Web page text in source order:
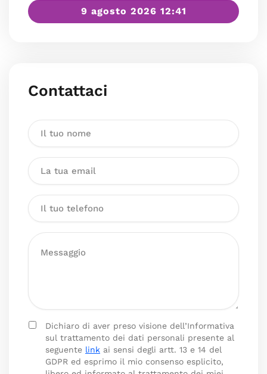
9 agosto 2026 12:41
Contattaci
Dichiaro di aver preso visione dell’Informativa
sul trattamento dei dati personali presente al
seguente link ai sensi degli artt. 13 e 14 del
GDPR ed esprimo il mio consenso esplicito,